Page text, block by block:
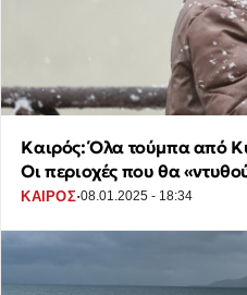
Καιρός: Όλα τούμπα από
Οι περιοχές που θα
ΚΑΙΡΟΣ·08.01.2025 - 18:34